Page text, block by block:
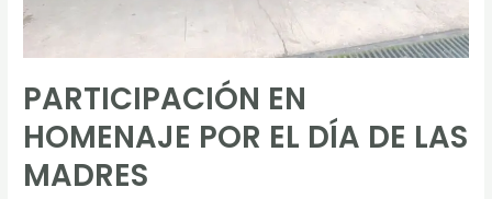
PARTICIPACIÓN EN
HOMENAJE POR EL DÍA DE LAS
MADRES